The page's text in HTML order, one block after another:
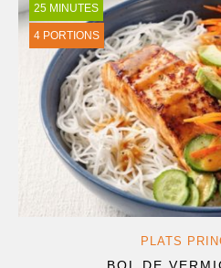
25 MINUTES
4 PORTIONS
PLATS
BOL DE